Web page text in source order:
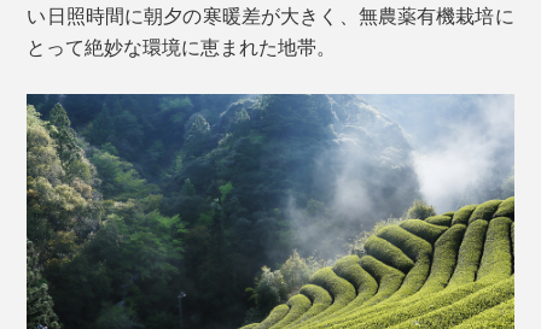
い日照時間に朝夕の寒暖差が大きく、無農薬有機栽培に
とって絶妙な環境に恵まれた地帯。